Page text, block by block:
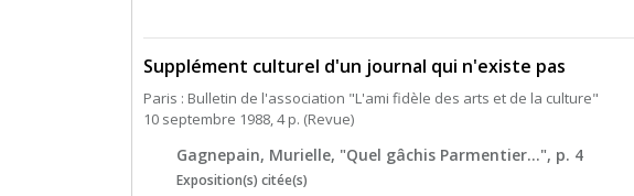
Supplément culturel d'un journal qui n'existe pas
Paris : Bulletin de l'association "L'ami fidèle des arts et de la culture"
10 septembre 1988, 4 p. (Revue)
Gagnepain, Murielle, "Quel gâchis Parmentier...", p. 4
Exposition(s) citée(s)